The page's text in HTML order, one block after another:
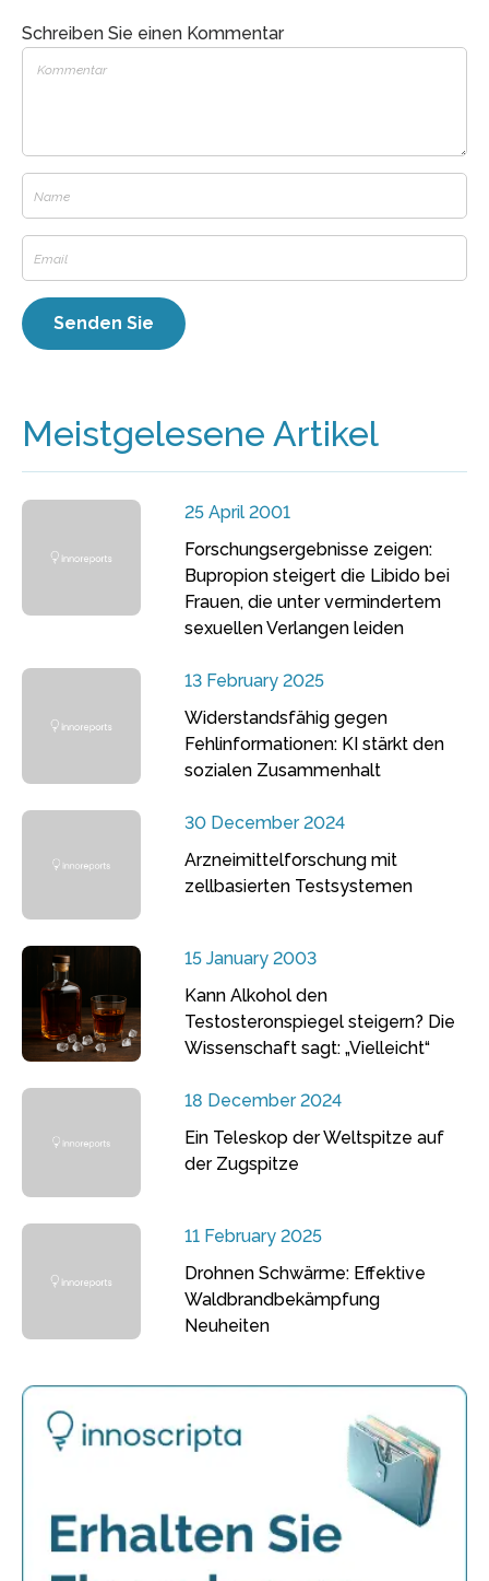
Schreiben Sie einen Kommentar
Meistgelesene Artikel
25 April 2001
Forschungsergebnisse zeigen:
Bupropion steigert die Libido bei
Frauen, die unter vermindertem
sexuellen Verlangen leiden
13 February 2025
Widerstandsfähig gegen
Fehlinformationen: KI stärkt den
sozialen Zusammenhalt
30 December 2024
Arzneimittelforschung mit
zellbasierten Testsystemen
15 January 2003
Kann Alkohol den
Testosteronspiegel steigern? Die
Wissenschaft sagt: „Vielleicht“
18 December 2024
Ein Teleskop der Weltspitze auf
der Zugspitze
11 February 2025
Drohnen Schwärme: Effektive
Waldbrandbekämpfung
Neuheiten